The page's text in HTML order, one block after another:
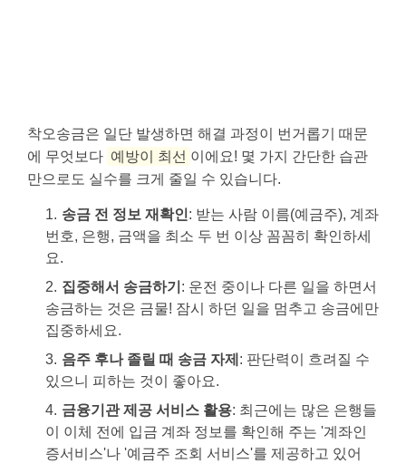
착오송금은 일단 발생하면 해결 과정이 번거롭기 때문
에 무엇보다 예방이 최선 이에요! 몇 가지 간단한 습관
만으로도 실수를 크게 줄일 수 있습니다.
송금 전 정보 재확인: 받는 사람 이름(예금주), 계좌
번호, 은행, 금액을 최소 두 번 이상 꼼꼼히 확인하세
요.
집중해서 송금하기 : 운전 중이나 다른 일을 하면서
송금하는 것은 금물! 잠시 하던 일을 멈추고 송금에만
집중하세요.
음주 후나 졸릴 때 송금 자제 : 판단력이 흐려질 수
있으니 피하는 것이 좋아요.
금융기관 제공 서비스 활용: 최근에는 많은 은행들
이 이체 전에 입금 계좌 정보를 확인해 주는 '계좌인
증서비스'나 '예금주 조회 서비스'를 제공하고 있어